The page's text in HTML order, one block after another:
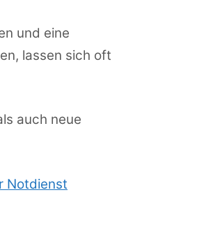
und eine
lassen sich oft
auch neue
Notdienst